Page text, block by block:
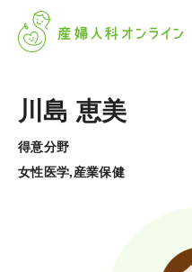
川島 恵美
得意分野
女性医学,産業保健